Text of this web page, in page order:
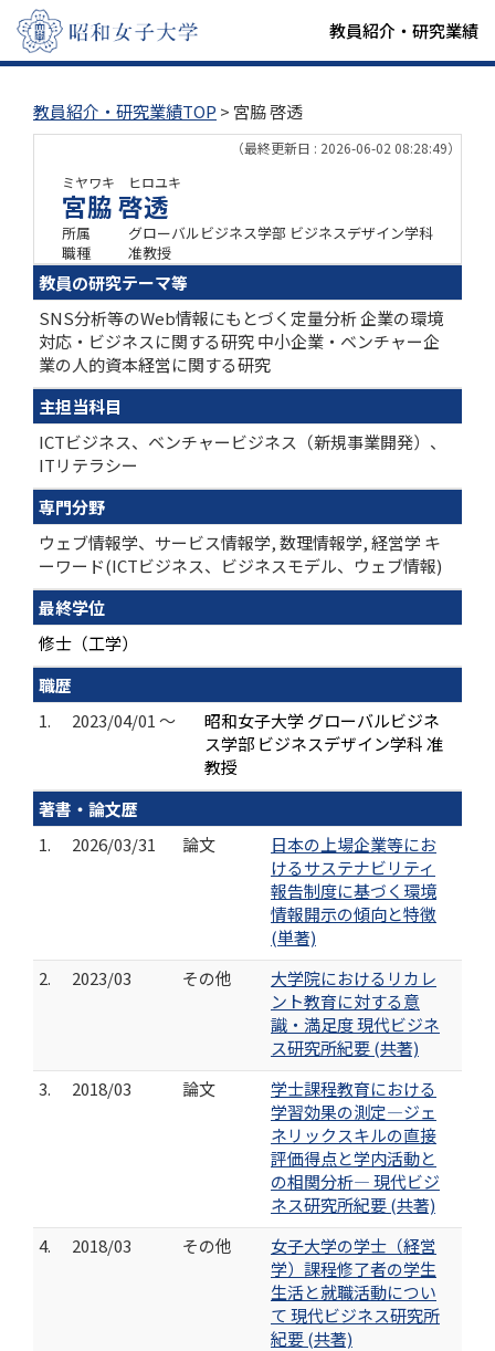
教員紹介・研究業績
教員紹介・研究業績TOP > 宮脇 啓透
（最終更新日 : 2026-06-02 08:28:49）
ミヤワキ ヒロユキ
宮脇 啓透
所属
グローバルビジネス学部 ビジネスデザイン学科
職種
准教授
教員の研究テーマ等
SNS分析等のWeb情報にもとづく定量分析 企業の環境
対応・ビジネスに関する研究 中小企業・ベンチャー企
業の人的資本経営に関する研究
主担当科目
ICTビジネス、ベンチャービジネス（新規事業開発）、
ITリテラシー
専門分野
ウェブ情報学、サービス情報学, 数理情報学, 経営学 キ
ーワード(ICTビジネス、ビジネスモデル、ウェブ情報)
最終学位
修士（工学）
職歴
1.
2023/04/01 ～
昭和女子大学 グローバルビジネ
ス学部 ビジネスデザイン学科 准
教授
著書・論文歴
1.
2026/03/31 論文
日本の上場企業等にお
けるサステナビリティ
報告制度に基づく環境
情報開示の傾向と特徴
(単著)
2.
2023/03 その他
大学院におけるリカレ
ント教育に対する意
識・満足度 現代ビジネ
ス研究所紀要 (共著)
3.
2018/03 論文
学士課程教育における
学習効果の測定―ジェ
ネリックスキルの直接
評価得点と学内活動と
の相関分析― 現代ビジ
ネス研究所紀要 (共著)
4.
2018/03 その他
女子大学の学士（経営
学）課程修了者の学生
生活と就職活動につい
て 現代ビジネス研究所
紀要 (共著)